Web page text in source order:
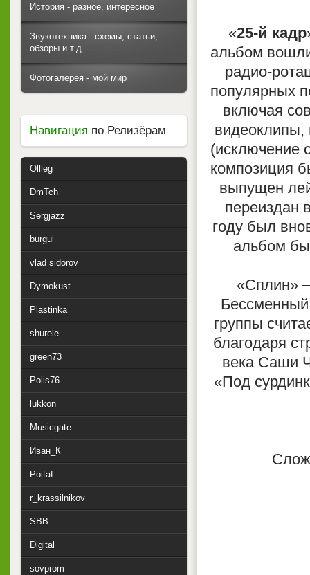
«25-й кадр
альбом
радио-
популярных
включая
видеоклипы,
(исключение
композиция
выпущен
переиздан
году был
альбом
«Сплин»
группы
благодаря
века Саши
«Под
История - разное, интересное
Звукотехника - схемы, статьи,
обзоры и т.д.
Фотогалерея - мой мир
Навигация по Релизёрам
Ollleg
DmTch
Sergjazz
burgui
vlad sidorov
Dymokust
Plastinka
shurele
green73
Polis76
lukkon
Musicgate
Иван_К
Poitaf
r_krassilnikov
SBB
Digital
sovprom